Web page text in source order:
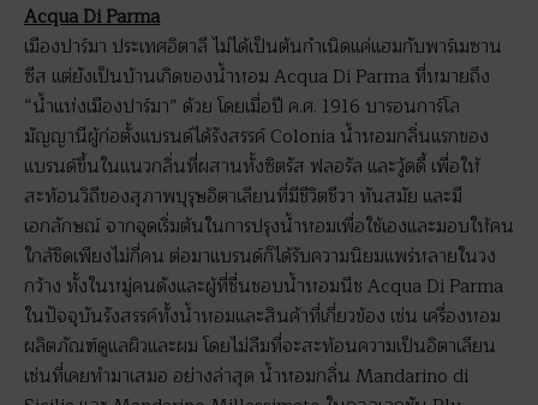
Acqua Di Parma
เมืองปาร์มา ประเทศอิตาลี ไม่ได้เป็นต้นกำเนิดแค่แฮมกับพาร์เมซาน
ซีส แต่ยังเป็นบ้านเกิดของน้ำหอม Acqua Di Parma ที่หมายถึง
“น้ำแห่งเมืองปาร์มา” ด้วย โดยเมื่อปี ค.ศ. 1916 บารอนการ์โล
มัญญานีผู้ก่อตั้งแบรนด์ได้รังสรรค์ Colonia น้ำหอมกลิ่นแรกของ
แบรนด์ขึ้นในแนวกลิ่นที่ผสานทั้งซิตรัส ฟลอรัล และวู้ดดี้ เพื่อให้
สะท้อนวิถีของสุภาพบุรุษอิตาเลียนที่มีชีวิตชีวา ทันสมัย และมี
เอกลักษณ์ จากจุดเริ่มต้นในการปรุงน้ำหอมเพื่อใช้เองและมอบให้คน
ใกล้ชิดเพียงไม่กี่คน ต่อมาแบรนด์ก็ได้รับความนิยมแพร่หลายในวง
กว้าง ทั้งในหมู่คนดังและผู้ที่ชื่นชอบน้ำหอมนีช Acqua Di Parma
ในปัจจุบันรังสรรค์ทั้งน้ำหอมและสินค้าที่เกี่ยวข้อง เช่น เครื่องหอม
ผลิตภัณฑ์ดูแลผิวและผม โดยไม่ลืมที่จะสะท้อนความเป็นอิตาเลียน
เช่นที่เคยทำมาเสมอ อย่างล่าสุด น้ำหอมกลิ่น Mandarino di